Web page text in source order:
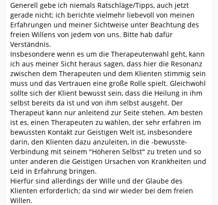
Generell gebe ich niemals Ratschläge/Tipps, auch jetzt
gerade nicht; ich berichte vielmehr liebevoll von meinen
Erfahrungen und meiner Sichtweise unter Beachtung des
freien Willens von jedem von uns. Bitte hab dafür
Verständnis.
Insbesondere wenn es um die Therapeutenwahl geht, kann
ich aus meiner Sicht heraus sagen, dass hier die Resonanz
zwischen dem Therapeuten und dem Klienten stimmig sein
muss und das Vertrauen eine große Rolle spielt. Gleichwohl
sollte sich der Klient bewusst sein, dass die Heilung in ihm
selbst bereits da ist und von ihm selbst ausgeht. Der
Therapeut kann nur anleitend zur Seite stehen. Am besten
ist es, einen Therapeuten zu wählen, der sehr erfahren im
bewussten Kontakt zur Geistigen Welt ist, insbesondere
darin, den Klienten dazu anzuleiten, in die -bewusste-
Verbindung mit seinem "Höheren Selbst" zu treten und so
unter anderen die Geistigen Ursachen von Krankheiten und
Leid in Erfahrung bringen.
Hierfür sind allerdings der Wille und der Glaube des
Klienten erforderlich; da sind wir wieder bei dem freien
Willen.